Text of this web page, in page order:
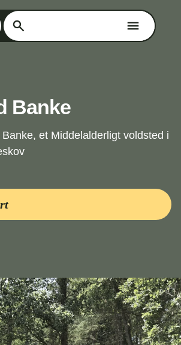
Skip til hovedindholdet
Søg på Oplev Kolding
Søg på Oplev Kolding
Banke
et Middelalderligt voldsted i